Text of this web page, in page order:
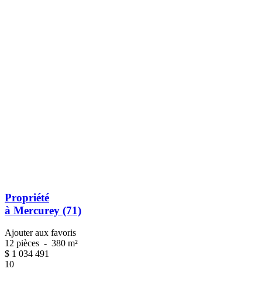
Propriété
à Mercurey (71)
Ajouter aux favoris
12 pièces - 380 m²
$ 1 034 491
10